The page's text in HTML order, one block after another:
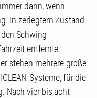
dann, wenn
In zerlegtem Zustand
Schwing-
entfernte
stehen mehrere große
Systeme, für die
Nach vier bis acht